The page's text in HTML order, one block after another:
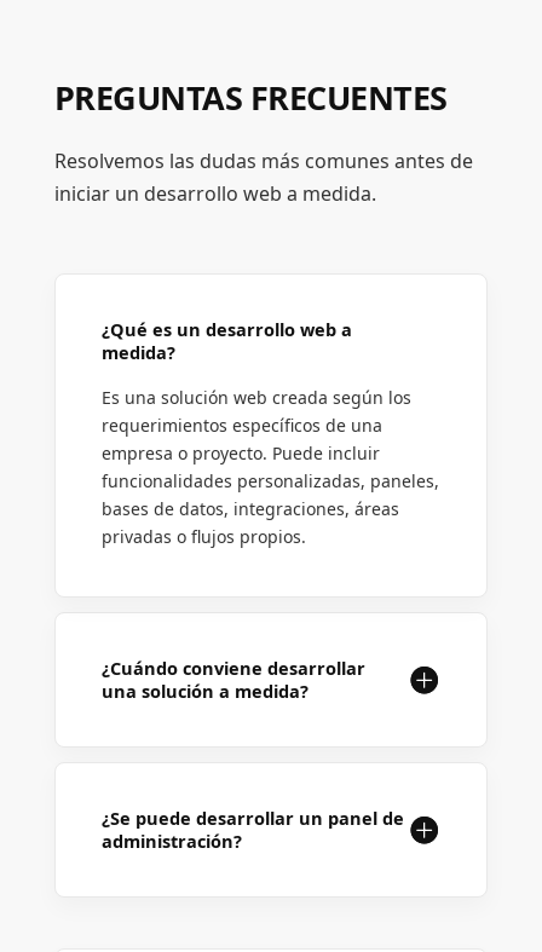
PREGUNTAS FRECUENTES
Resolvemos las dudas más comunes antes de
iniciar un desarrollo web a medida.
¿Qué es un desarrollo web a
medida?
Es una solución web creada según los
requerimientos específicos de una
empresa o proyecto. Puede incluir
funcionalidades personalizadas, paneles,
bases de datos, integraciones, áreas
privadas o flujos propios.
¿Cuándo conviene desarrollar
una solución a medida?
¿Se puede desarrollar un panel de
administración?